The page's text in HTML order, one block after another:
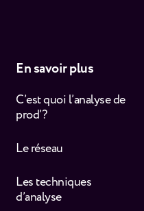
En savoir plus
C’est quoi l’analyse de
prod’ ?
Le réseau
Les techniques
d’analyse